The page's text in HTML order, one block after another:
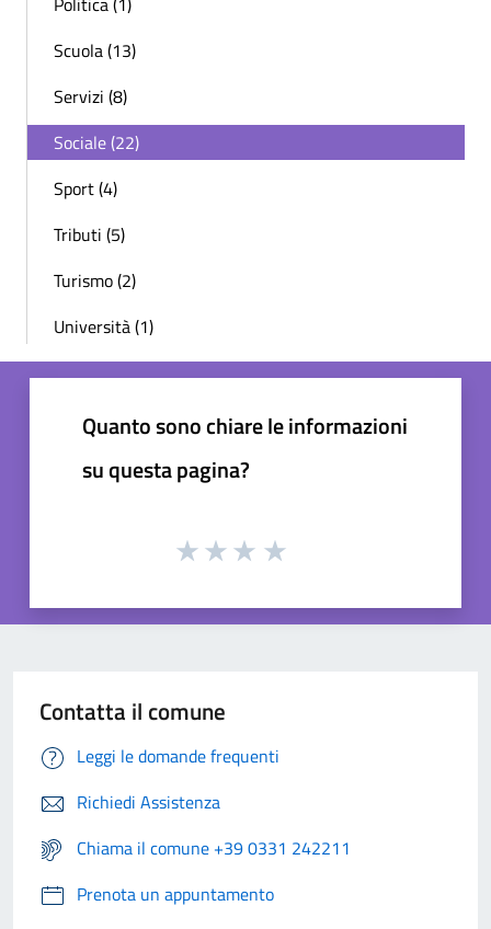
Scuola (13)
Servizi (8)
Sociale (22)
Sport (4)
Tributi (5)
Turismo (2)
Università (1)
Quanto sono chiare le informazioni
su questa pagina?
Contatta il comune
Leggi le domande frequenti
Richiedi Assistenza
Chiama il comune +39 0331 242211
Prenota un appuntamento